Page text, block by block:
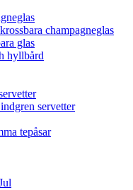
champagneglas
glas
hyllbård
servetter
tepåsar